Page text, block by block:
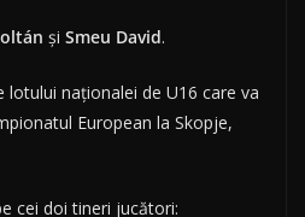
şi Smeu David.
lotului naţionalei de U16 care va
European la Skopje,
cei doi tineri jucători: